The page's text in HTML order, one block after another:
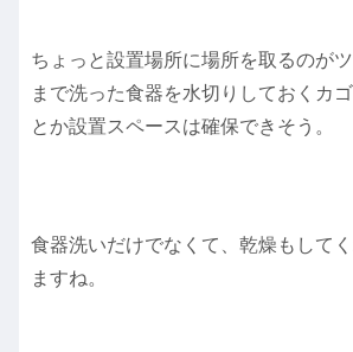
ちょっと設置場所に場所を取るのが
まで洗った食器を水切りしておくカ
とか設置スペースは確保できそう。
食器洗いだけでなくて、乾燥もして
ますね。